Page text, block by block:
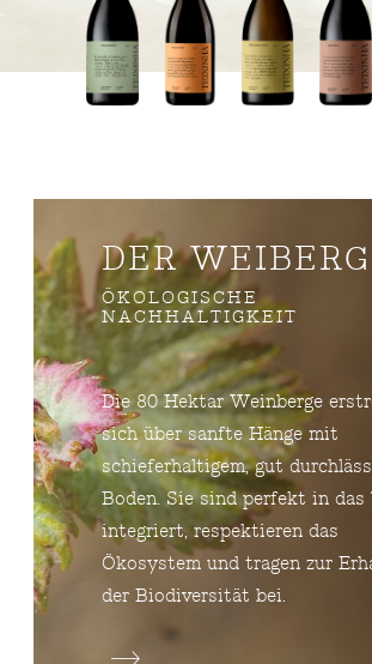
DER WEIBERG
ÖKOLOGISCHE
NACHHALTIGKEIT
Die 80 Hektar Weinberge
sich über sanfte Hänge mit
schieferhaltigem, gut
Boden. Sie sind perfekt in das
integriert, respektieren das
Ökosystem und tragen zur
der Biodiversität bei.